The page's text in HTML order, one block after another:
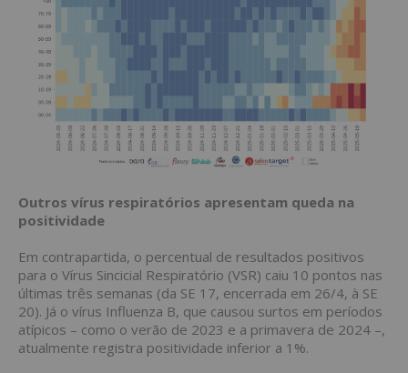
Outros vírus respiratórios apresentam queda na
positividade
Em contrapartida, o percentual de resultados positivos
para o Vírus Sincicial Respiratório (VSR) caiu 10 pontos nas
últimas três semanas (da SE 17, encerrada em 26/4, à SE
20). Já o vírus Influenza B, que causou surtos em períodos
atípicos – como o verão de 2023 e a primavera de 2024 –,
atualmente registra positividade inferior a 1%.